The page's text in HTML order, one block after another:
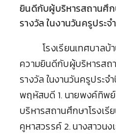
ยินดีกับผู้บริหารสถานศึก
รางวัล ในงานวันครูประจ
โรงเรียนเทศบาลบ้า
ความยินดีกับผู้บริหารสถ
รางวัล ในงานวันครูประจ
พฤหัสบดี 1. นายพงค์ทิพ
บริหารสถานศึกษาโรงเรี
คูหาสวรรค์ 2. นางสาวน